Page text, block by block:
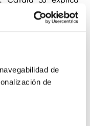
de
de
del paso del
un espacio y
básicas para
en nuestro
actual.